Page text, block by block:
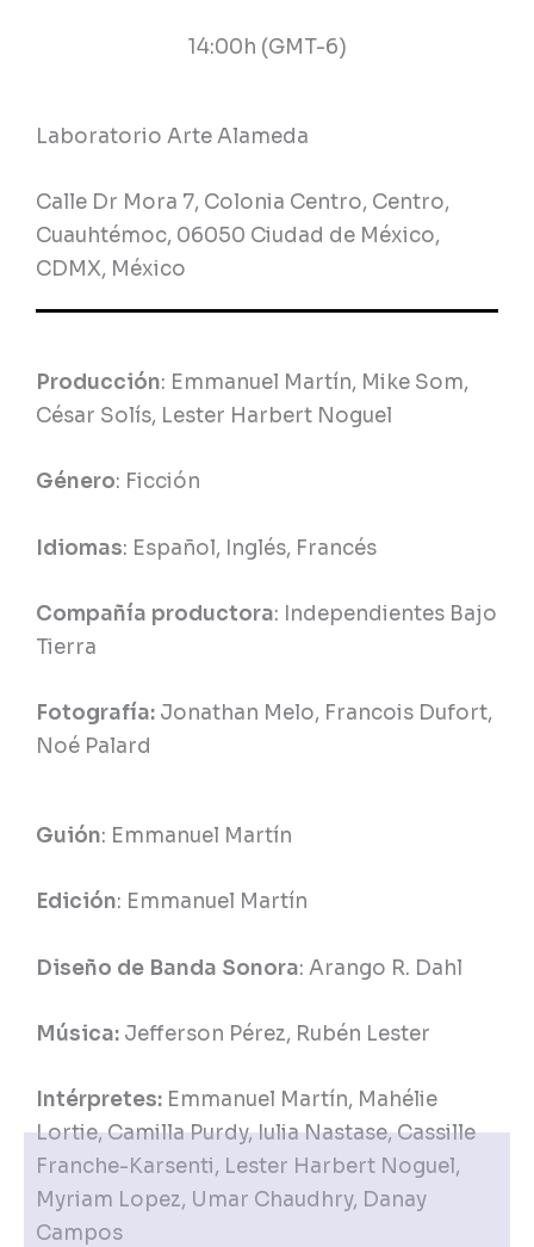
14:00h (GMT-6)
Laboratorio Arte Alameda
Calle Dr Mora 7, Colonia Centro, Centro,
Cuauhtémoc, 06050 Ciudad de México,
CDMX, México
Producción: Emmanuel Martín, Mike Som,
César Solís, Lester Harbert Noguel
Género: Ficción
Idiomas: Español, Inglés, Francés
Compañía productora: Independientes Bajo
Tierra
Fotografía: Jonathan Melo, Francois Dufort,
Noé Palard
Guión: Emmanuel Martín
Edición: Emmanuel Martín
Diseño de Banda Sonora: Arango R. Dahl
Música: Jefferson Pérez, Rubén Lester
Intérpretes: Emmanuel Martín, Mahélie
Lortie, Camilla Purdy, Iulia Nastase, Cassille
Franche-Karsenti, Lester Harbert Noguel,
Myriam Lopez, Umar Chaudhry, Danay
Campos